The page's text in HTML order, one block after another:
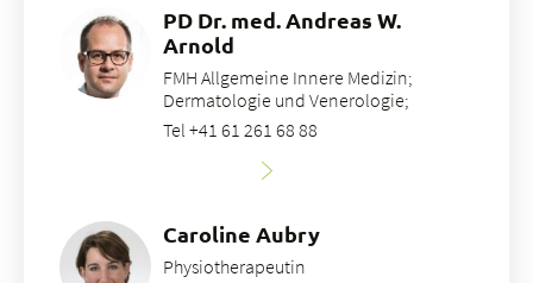
PD Dr. med. Andreas W.
Arnold
FMH Allgemeine Innere Medizin;
Dermatologie und Venerologie;
Tel +41 61 261 68 88
Caroline Aubry
Physiotherapeutin